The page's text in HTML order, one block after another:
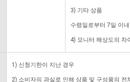
3) 기타 상품
수령일로부터 7일 이
4) 모니터 해상도의 차
1) 신청기한이 지난 경우
2) 소비자의 과실로 인해 상품 및 구성품의